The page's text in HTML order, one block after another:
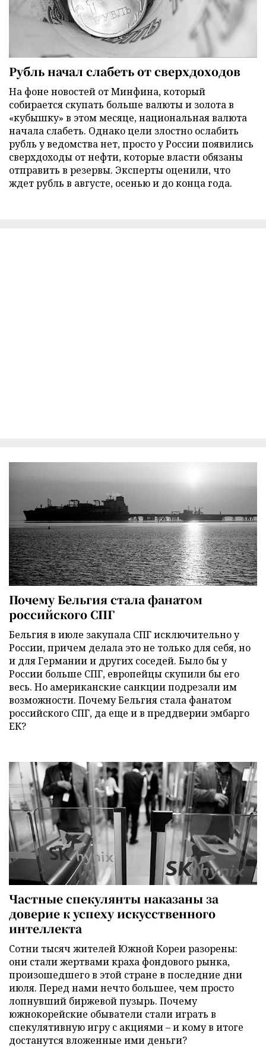
Рубль начал слабеть от сверхдоходов
На фоне новостей от Минфина, который
собирается скупать больше валюты и золота в
«кубышку» в этом месяце, национальная валюта
начала слабеть. Однако цели злостно ослабить
рубль у ведомства нет, просто у России появились
сверхдоходы от нефти, которые власти обязаны
отправить в резервы. Эксперты оценили, что
ждет рубль в августе, осенью и до конца года.
Почему Бельгия стала фанатом
российского СПГ
Бельгия в июле закупала СПГ исключительно у
России, причем делала это не только для себя, но
и для Германии и других соседей. Было бы у
России больше СПГ, европейцы скупили бы его
весь. Но американские санкции подрезали им
возможности. Почему Бельгия стала фанатом
российского СПГ, да еще и в преддверии эмбарго
ЕК?
Частные спекулянты наказаны за
доверие к успеху искусственного
интеллекта
Сотни тысяч жителей Южной Кореи разорены:
они стали жертвами краха фондового рынка,
произошедшего в этой стране в последние дни
июля. Перед нами нечто большее, чем просто
лопнувший биржевой пузырь. Почему
южнокорейские обыватели стали играть в
спекулятивную игру с акциями – и кому в итоге
достанутся вложенные ими деньги?